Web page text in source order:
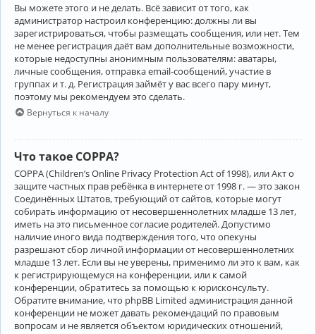
Вы можете этого и не делать. Всё зависит от того, как
администратор настроил конференцию: должны ли вы
зарегистрироваться, чтобы размещать сообщения, или нет. Тем
не менее регистрация даёт вам дополнительные возможности,
которые недоступны анонимным пользователям: аватары,
личные сообщения, отправка email-сообщений, участие в
группах и т. д. Регистрация займёт у вас всего пару минут,
поэтому мы рекомендуем это сделать.
Вернуться к началу
Что такое COPPA?
COPPA (Children’s Online Privacy Protection Act of 1998), или Акт о
защите частных прав ребёнка в интернете от 1998 г. — это закон
Соединённых Штатов, требующий от сайтов, которые могут
собирать информацию от несовершеннолетних младше 13 лет,
иметь на это письменное согласие родителей. Допустимо
наличие иного вида подтверждения того, что опекуны
разрешают сбор личной информации от несовершеннолетних
младше 13 лет. Если вы не уверены, применимо ли это к вам, как
к регистрирующемуся на конференции, или к самой
конференции, обратитесь за помощью к юрисконсульту.
Обратите внимание, что phpBB Limited администрация данной
конференции не может давать рекомендаций по правовым
вопросам и не является объектом юридических отношений,